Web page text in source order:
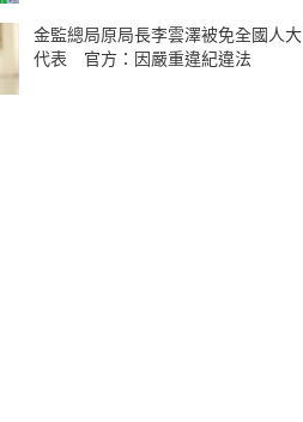
金監總局原局長李雲澤被免全國人大
代表 官方：因嚴重違紀違法